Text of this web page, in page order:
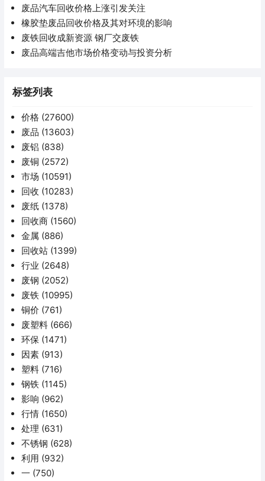
废品汽车回收价格上涨引发关注
橡胶垫废品回收价格及其对环境的影响
废铁回收成新资源 钢厂交废铁
废品高端吉他市场价格变动与投资分析
标签列表
价格 (27600)
废品 (13603)
废铝 (838)
废铜 (2572)
市场 (10591)
回收 (10283)
废纸 (1378)
回收商 (1560)
金属 (886)
回收站 (1399)
行业 (2648)
废钢 (2052)
废铁 (10995)
铜价 (761)
废塑料 (666)
环保 (1471)
因素 (913)
塑料 (716)
钢铁 (1145)
影响 (962)
行情 (1650)
处理 (631)
不锈钢 (628)
利用 (932)
一 (750)